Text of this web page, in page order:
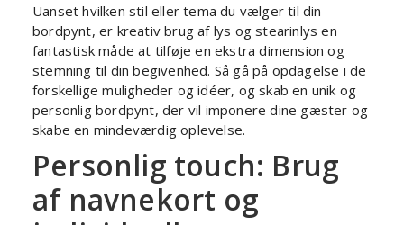
Uanset hvilken stil eller tema du vælger til din
bordpynt, er kreativ brug af lys og stearinlys en
fantastisk måde at tilføje en ekstra dimension og
stemning til din begivenhed. Så gå på opdagelse i de
forskellige muligheder og idéer, og skab en unik og
personlig bordpynt, der vil imponere dine gæster og
skabe en mindeværdig oplevelse.
Personlig touch: Brug
af navnekort og